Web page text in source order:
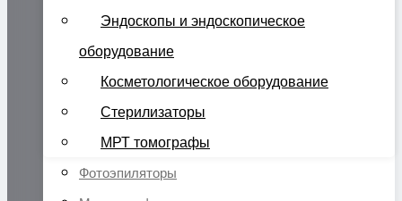
Эндоскопы и эндоскопическое
оборудование
Косметологическое оборудование
Стерилизаторы
МРТ томографы
Фотоэпиляторы